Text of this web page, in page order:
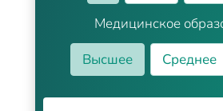
Медицинское
Высшее
Среднее